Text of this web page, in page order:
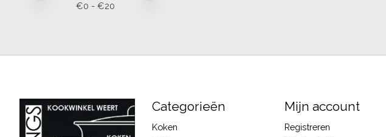
€0 - €20
Categorieën
Koken
Mijn account
Registreren